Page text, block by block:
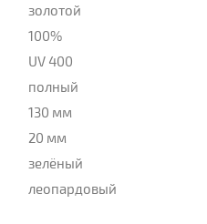
золотой
100%
UV 400
полный
130 мм
20 мм
зелёный
леопардовый